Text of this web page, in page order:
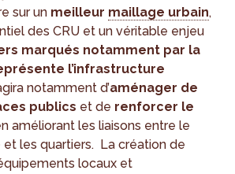
sur un meilleur maillage urbain,
des CRU et un véritable enjeu
marqués notamment par la
l’infrastructure
notamment d’aménager de
publics et de renforcer le
améliorant les liaisons entre le
les quartiers. La création de
locaux et